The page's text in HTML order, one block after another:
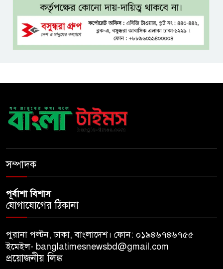
উচ্ছ্বসিত নেতাকর্মীরা
জুলাই গণঅভ্যুত্থানের কৃতিত্ব পুরো
জাতির: তথ্যমন্ত্রী
গুরুত্বপূর্ণ ব্যক্তিদের নিয়ে
কান না দেওয়ার আহ্বান
শেখ হাসিনার দিল্লির সংবাদ
সম্মেলনের সঙ্গে ভারত সরকারের
সম্পাদক
পূর্বাশা বিশাস
যোগাযোগের ঠিকানা
পুরানা পল্টন, ঢাকা, বাংলাদেশ। ফোন: ০১৯৪৬৭৪৬৭৫৫
ইমেইল- banglatimesnewsbd@gmail.com
প্রয়োজনীয় লিঙ্ক